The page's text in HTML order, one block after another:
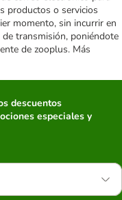
productos o servicios
momento, sin incurrir en
transmisión, poniéndote
de zooplus. Más
descuentos
especiales y